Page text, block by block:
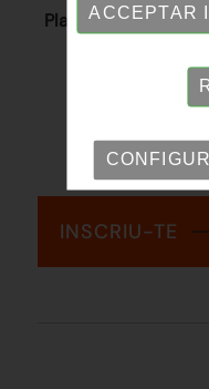
Places limitades -
INSCRIU-TE
ACCEPTAR